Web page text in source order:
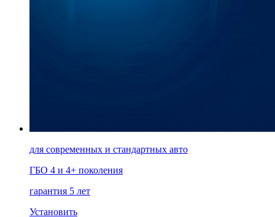
для современных и стандартных авто
ГБО 4 и 4+ поколения
гарантия 5 лет
Установить